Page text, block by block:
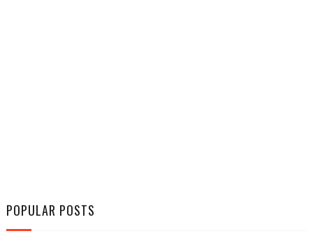
POPULAR POSTS